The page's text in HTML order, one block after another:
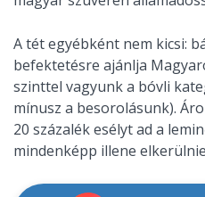
A tét egyébként nem kicsi:
befektetésre ajánlja
szinttel vagyunk a bóvli
mínusz a besorolásunk).
20 százalék esélyt ad a
mindenképp illene